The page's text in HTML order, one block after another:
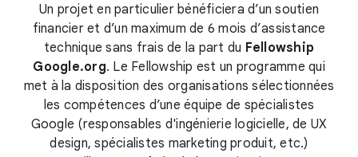
Un projet en particulier bénéficiera d’un soutien
financier et d’un maximum de 6 mois d’assistance
technique sans frais de la part du Fellowship
Google.org. Le Fellowship est un programme qui
met à la disposition des organisations sélectionnées
les compétences d’une équipe de spécialistes
Google (responsables d'ingénierie logicielle, de UX
design, spécialistes marketing produit, etc.)